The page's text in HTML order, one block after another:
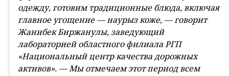
одежду, готовим традиционные блюда, включая
главное угощение — наурыз коже, — говорит
Жанибек Биржанулы, заведующий
лабораторией областного филиала РГП
«Национальный центр качества дорожных
активов». — Мы отмечаем этот период всем